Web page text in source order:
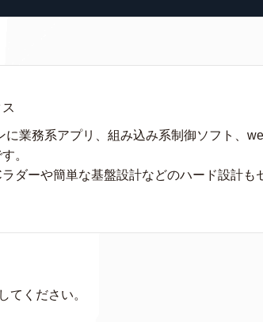
に業務系アプリ、組み込み系制御ソフト、
。
ダーや簡単な基盤設計などのハード設計も
してください。